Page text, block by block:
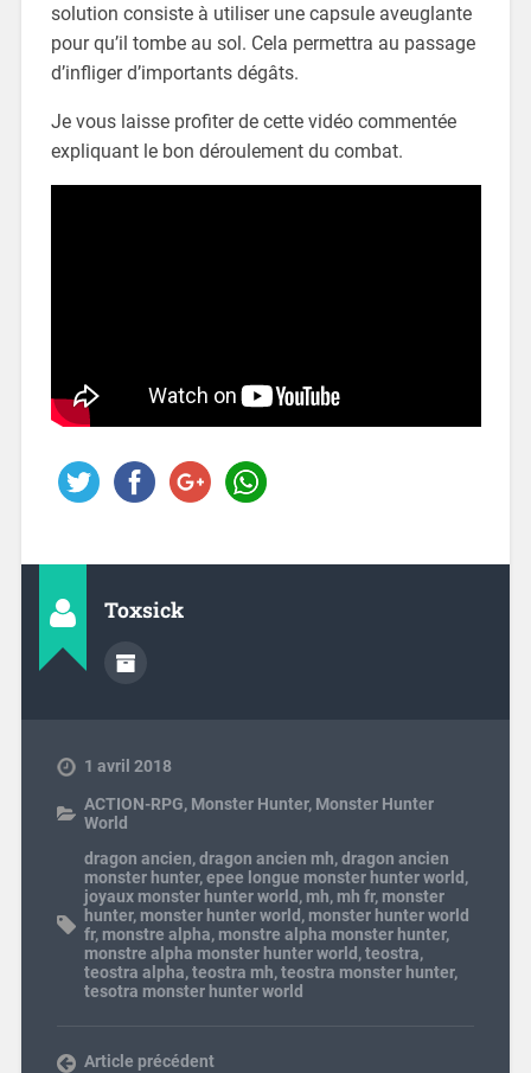
solution consiste à utiliser une capsule aveuglante
pour qu’il tombe au sol. Cela permettra au passage
d’infliger d’importants dégâts.
Je vous laisse profiter de cette vidéo commentée
expliquant le bon déroulement du combat.
Toxsick
1 avril 2018
ACTION-RPG, Monster Hunter, Monster Hunter
World
dragon ancien,dragon ancien mh,dragon ancien
monster hunter,epee longue monster hunter world ,
joyaux monster hunter world , mh, mh fr, monster
hunter, monster hunter world , monster hunter world
fr, monstre alpha, monstre alpha monster hunter,
monstre alpha monster hunter world ,teostra,
teostra alpha,teostra mh,teostra monster hunter,
tesotra monster hunter world
Article précédent